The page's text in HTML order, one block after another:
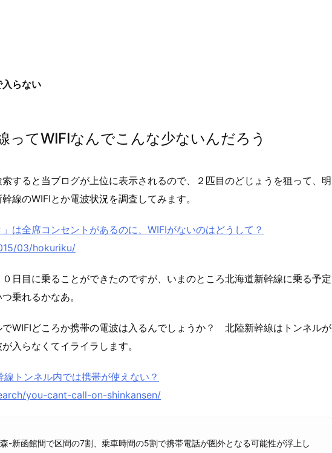
らない
ってWIFIなんでこんな少ないんだろう
すると当ブログが上位に表示されるので、２匹目のどじょうを狙って、明
線のWIFIとか電波状況を調査してみます。
は全席コンセントがあるのに、WIFIがないのはどうして？
03/hokuriku/
日目に乗ることができたのですが、いまのところ北海道新幹線に乗る予定
乗れるかなあ。
WIFIどころか携帯の電波は入るんでしょうか？ 北陸新幹線はトンネルが
入らなくてイライラします。
トンネル内では携帯が使えない？
you-cant-call-on-shinkansen/
-新函館間で区間の7割、乗車時間の5割で携帯電話が圏外となる可能性が浮上し